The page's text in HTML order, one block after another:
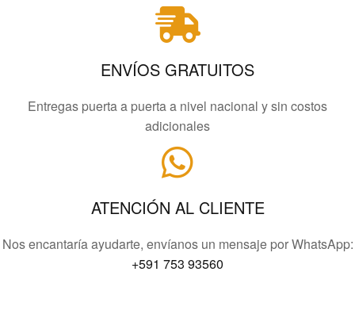
ENVÍOS GRATUITOS
Entregas puerta a puerta a nivel nacional y sin costos
adicionales
ATENCIÓN AL CLIENTE
Nos encantaría ayudarte, envíanos un mensaje por WhatsApp:
+591 753 93560